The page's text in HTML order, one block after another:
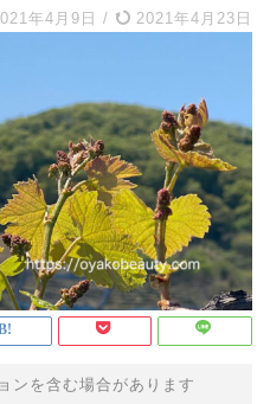
年4月9日 / 2021年4月23日
ンを含む場合があります